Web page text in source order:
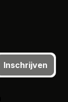
Inschrijven